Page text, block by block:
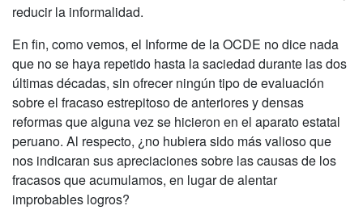
reducir la informalidad.
En fin, como vemos, el Informe de la OCDE no dice nada
que no se haya repetido hasta la saciedad durante las dos
últimas décadas, sin ofrecer ningún tipo de evaluación
sobre el fracaso estrepitoso de anteriores y densas
reformas que alguna vez se hicieron en el aparato estatal
peruano. Al respecto, ¿no hubiera sido más valioso que
nos indicaran sus apreciaciones sobre las causas de los
fracasos que acumulamos, en lugar de alentar
improbables logros?